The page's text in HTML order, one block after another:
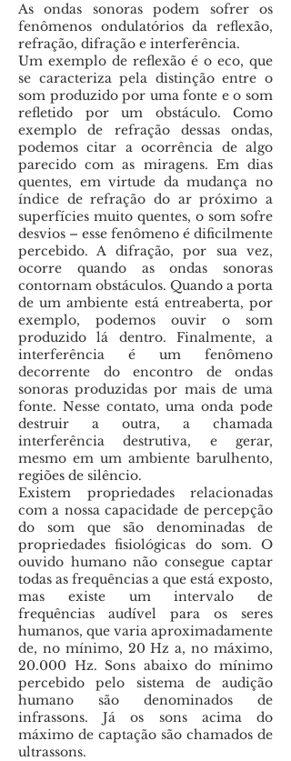
As ondas sonoras podem sofrer os
fenômenos ondulatórios da reflexão,
refração, difração e interferência.
Um exemplo de reflexão é o eco, que
se caracteriza pela distinção entre o
som produzido por uma fonte e o som
refletido por um obstáculo. Como
exemplo de refração dessas ondas,
podemos citar a ocorrência de algo
parecido com as miragens. Em dias
quentes, em virtude da mudança no
índice de refração do ar próximo a
superfícies muito quentes, o som sofre
desvios – esse fenômeno é dificilmente
percebido. A difração, por sua vez,
ocorre quando as ondas sonoras
contornam obstáculos. Quando a porta
de um ambiente está entreaberta, por
exemplo, podemos ouvir o som
produzido lá dentro. Finalmente, a
interferência é um fenômeno
decorrente do encontro de ondas
sonoras produzidas por mais de uma
fonte. Nesse contato, uma onda pode
destruir a outra, a chamada
interferência destrutiva, e gerar,
mesmo em um ambiente barulhento,
regiões de silêncio.
Existem propriedades relacionadas
com a nossa capacidade de percepção
do som que são denominadas de
propriedades fisiológicas do som. O
ouvido humano não consegue captar
todas as frequências a que está exposto,
mas existe um intervalo de
frequências audível para os seres
humanos, que varia aproximadamente
de, no mínimo, 20 Hz a, no máximo,
20.000 Hz. Sons abaixo do mínimo
percebido pelo sistema de audição
humano são denominados de
infrassons. Já os sons acima do
máximo de captação são chamados de
ultrassons.